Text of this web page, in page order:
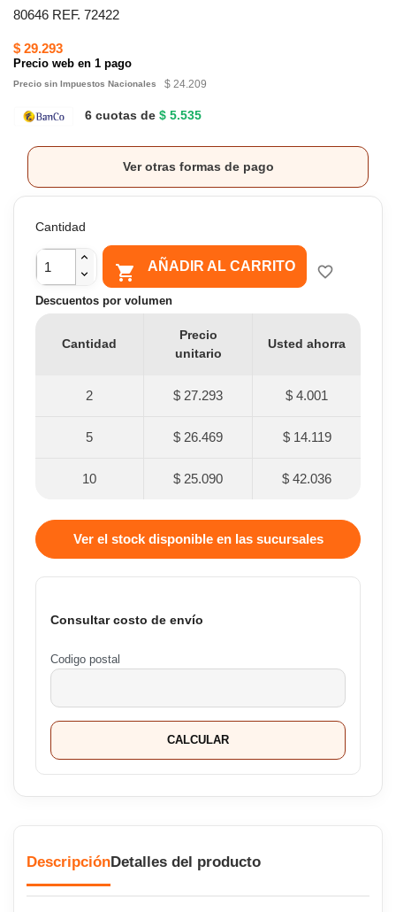
80646 REF. 72422
$ 29.293
Precio web en 1 pago
Precio sin Impuestos Nacionales $ 24.209
6 cuotas de $ 5.535
Ver otras formas de pago
Cantidad
 AÑADIR AL CARRITO favorite_border
Descuentos por volumen
Cantidad
Precio
unitario
Usted ahorra
2 $ 27.293 $ 4.001
5 $ 26.469 $ 14.119
10 $ 25.090 $ 42.036
Ver el stock disponible en las sucursales
Consultar costo de envío
Codigo postal
CALCULAR
DescripciónDetalles del producto